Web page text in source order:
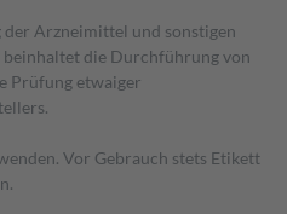
Arzneimittel und sonstigen
die Durchführung von
Prüfung etwaiger
Vor Gebrauch stets Etikett